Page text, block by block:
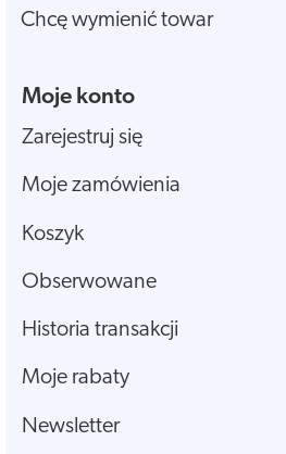
Chcę wymienić towar
Moje konto
Zarejestruj się
Moje zamówienia
Koszyk
Obserwowane
Historia transakcji
Moje rabaty
Newsletter